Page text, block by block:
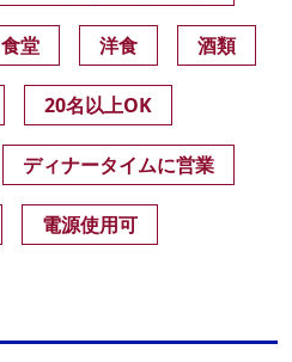
堂 洋食 酒類
20名以上OK
ディナータイムに営業
電源使用可